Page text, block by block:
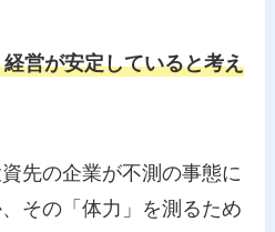
営が安定していると考え
先の企業が不測の事態に
その「体力」を測るため